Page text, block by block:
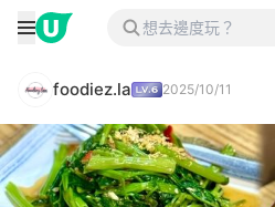
foodiez.la 2025/10/11